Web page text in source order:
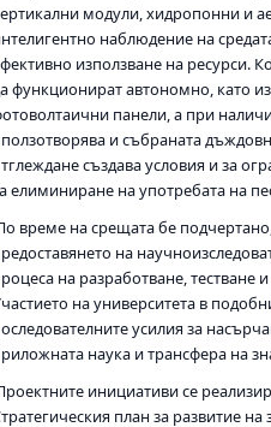
модули, хидропонни и
наблюдение на
използване на ресурси.
функционират автономно, като
панели, а при
и събраната
създава условия и за
елиминиране на употребата на
време на срещата бе
на
на разработване,
на университета в
усилия за
наука и трансфера на
инициативи се
план за развитие